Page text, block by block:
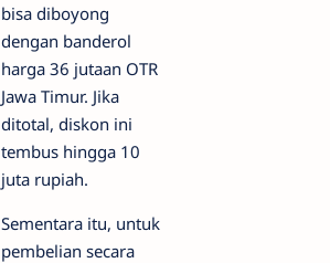
bisa diboyong
dengan banderol
harga 36 jutaan OTR
Jawa Timur. Jika
ditotal, diskon ini
tembus hingga 10
juta rupiah.
Sementara itu, untuk
pembelian secara